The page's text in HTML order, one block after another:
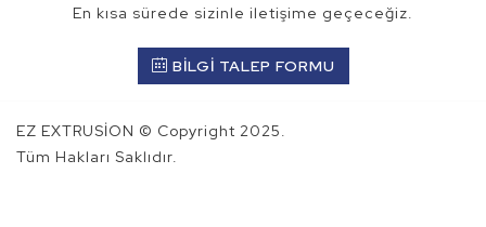
En kısa sürede sizinle iletişime geçeceğiz.
BİLGİ TALEP FORMU
EZ EXTRUSİON © Copyright 2025.
Tüm Hakları Saklıdır.